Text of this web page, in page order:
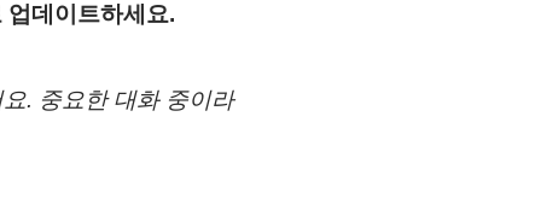
업데이트하세요.
. 중요한 대화 중이라